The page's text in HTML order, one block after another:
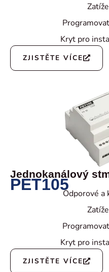
Kryt pro
ZJISTĚTE VÍCE
Jednokanálový
PET105Odporové a
Kryt pro
ZJISTĚTE VÍCE